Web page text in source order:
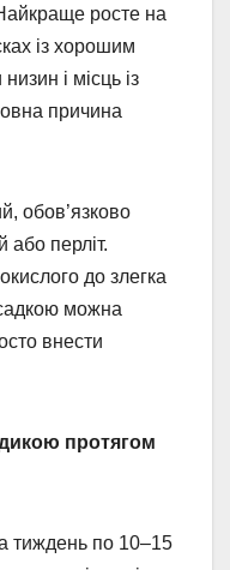
Найкраще росте на
із хорошим
і місць із
причина
обов’язково
або перліт.
до злегка
можна
внести
протягом
тиждень по 10–15